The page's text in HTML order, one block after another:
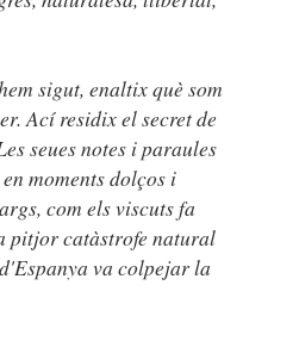
sigut, enaltix què som
Ací residix el secret de
seues notes i paraules
moments dolços i
com els viscuts fa
pitjor catàstrofe natural
va colpejar la